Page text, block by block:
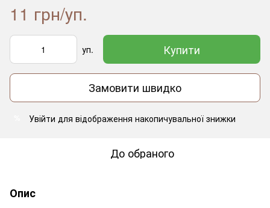
11 грн/уп.
уп. Купити
Замовити швидко
Увійти для відображення накопичувальної знижки
До обраного
Опис